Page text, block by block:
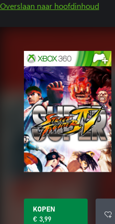
Overslaan naar hoofdinhoud
KOPEN
€ 3,99